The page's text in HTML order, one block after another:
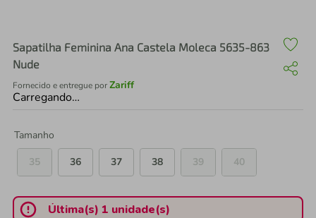
Sapatilha Feminina Ana Castela Moleca 5635-863
Nude
Fornecido e entregue porZariff
Carregando…
Tamanho
35
36 37 38 39 40
Última(s) 1 unidade(s)